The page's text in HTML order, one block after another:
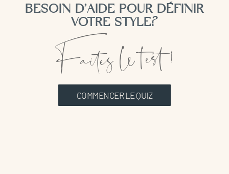
BESOIN D’AIDE POUR DÉFINIR
VOTRE STYLE?
Faites le test !
COMMENCER LE QUIZ